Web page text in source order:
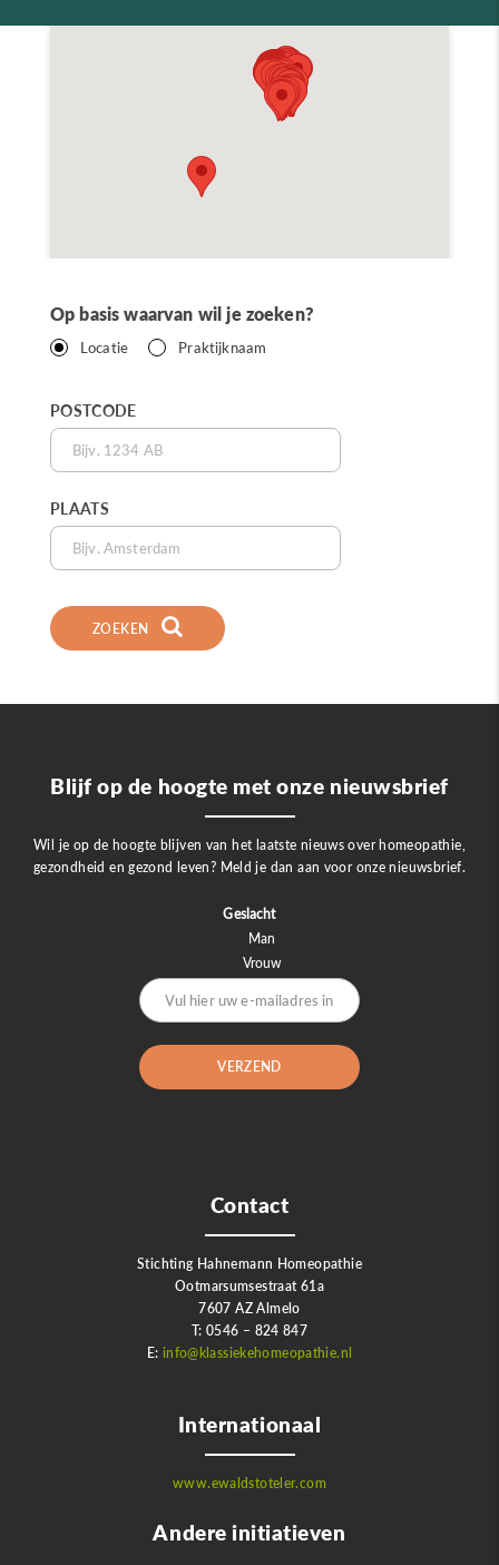
Op basis waarvan wil je zoeken?
Locatie Praktijknaam
POSTCODE
PLAATS
ZOEKEN
Contact
Stichting Hahnemann Homeopathie
Ootmarsumsestraat 61a
7607 AZ Almelo
T: 0546 – 824 847
E: info@klassiekehomeopathie.nl
Internationaal
www.ewaldstoteler.com
Andere initiatieven
Blijf op de hoogte met onze nieuwsbrief
Wil je op de hoogte blijven van het laatste nieuws over homeopathie,
gezondheid en gezond leven? Meld je dan aan voor onze nieuwsbrief.
Geslacht
Man
Vrouw